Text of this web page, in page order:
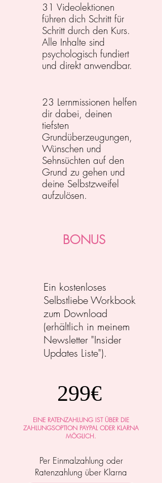
31 Videolektionen
führen dich Schritt für
Schritt durch den Kurs.
Alle Inhalte sind
psychologisch fundiert
und direkt anwendbar.
23 Lernmissionen helfen
dir dabei, deinen
tiefsten
Grundüberzeugungen,
Wünschen und
Sehnsüchten auf den
Grund zu gehen und
deine Selbstzweifel
aufzulösen.
BONUS
Ein kostenloses
Selbstliebe Workbook
zum Download
(erhältlich in meinem
Newsletter "Insider
Updates Liste").
299€
EINE RATENZAHLUNG IST ÜBER DIE
ZAHLUNGSOPTION PAYPAL ODER KLARNA
MÖGLICH.
Per Einmalzahlung oder
Ratenzahlung über Klarna